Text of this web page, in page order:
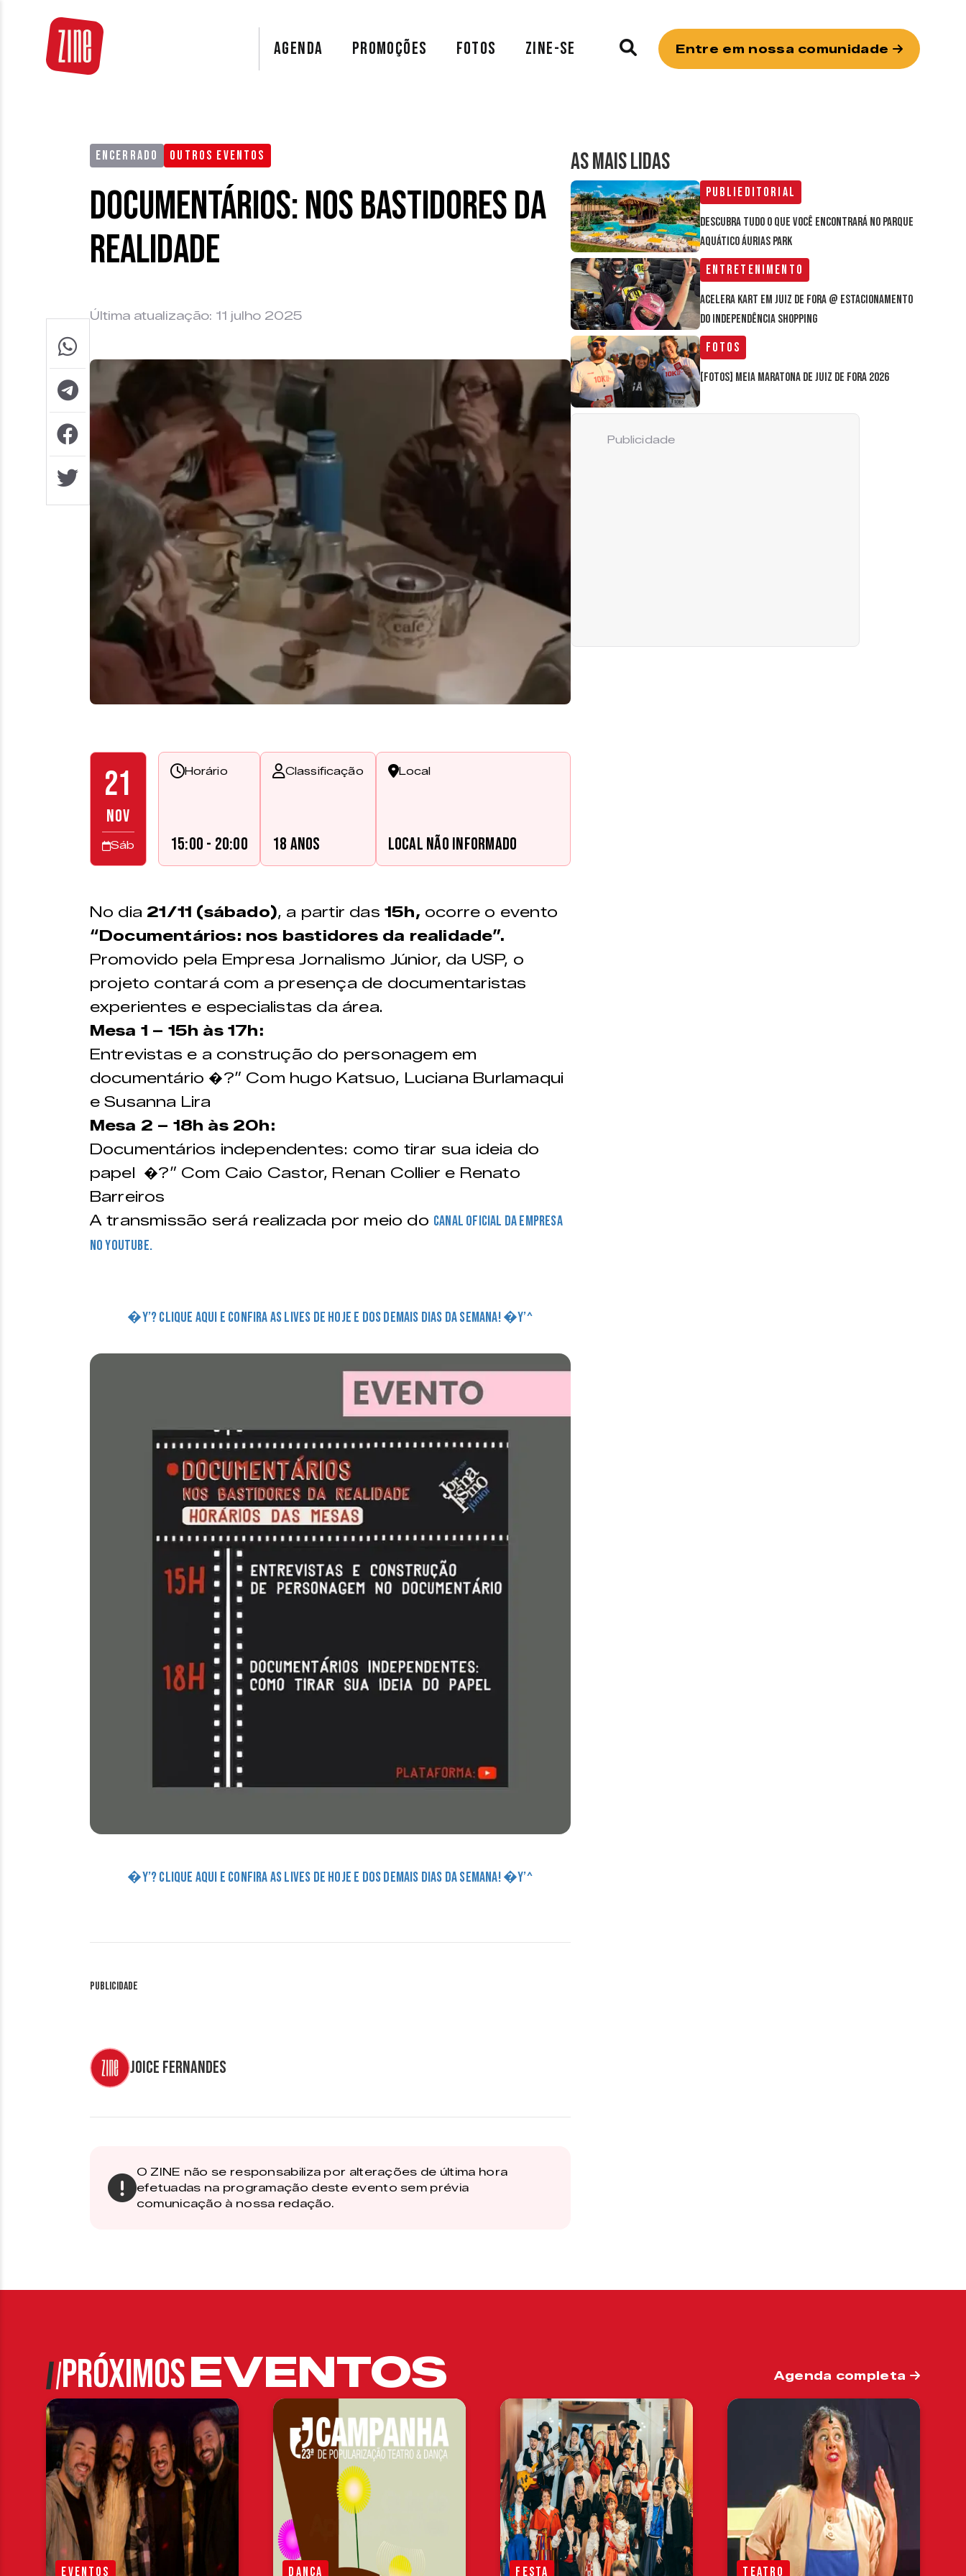
AGENDA PROMOÇÕES FOTOS ZINE-SE Entre em nossa comunidade
ENCERRADO OUTROS EVENTOS
Documentários: nos bastidores da
realidade
Última atualização: 11 julho 2025
21
NOV
Sáb
Horário
15:00 - 20:00
Classificação
18 anos
Local
Local não informado
No dia 21/11 (sábado), a partir das15h, ocorre o evento
“Documentários: nos bastidores da realidade”.
Promovido pela Empresa Jornalismo Júnior, da USP, o
projeto contará com a presença de documentaristas
experientes e especialistas da área.
Mesa 1 – 15h às 17h:
Entrevistas e a construção do personagem em
documentário �?” Com hugo Katsuo, Luciana Burlamaqui
e Susanna Lira
Mesa 2 – 18h às 20h:
Documentários independentes: como tirar sua ideia do
papel �?” Com Caio Castor, Renan Collier e Renato
Barreiros
A transmissão será realizada por meio do canal oficial da empresa
no Youtube.
�Y’? CLIQUE AQUI E CONFIRA AS LIVES DE HOJE E DOS DEMAIS DIAS DA SEMANA! �Y’^
�Y’? CLIQUE AQUI E CONFIRA AS LIVES DE HOJE E DOS DEMAIS DIAS DA SEMANA! �Y’^
Publicidade
Joice Fernandes
O ZINE não se responsabiliza por alterações de última hora
efetuadas na programação deste evento sem prévia
comunicação à nossa redação.
AS MAIS LIDAS
Publieditorial
Descubra tudo o que você encontrará no parque
aquático Áurias Park
Entretenimento
Acelera Kart em Juiz de Fora @ estacionamento
do Independência Shopping
Fotos
[FOTOS] Meia Maratona de Juiz de Fora 2026
Publicidade
PRÓXIMOSEVENTOS Agenda completa
EVENTOS DANÇA FESTA TEATRO